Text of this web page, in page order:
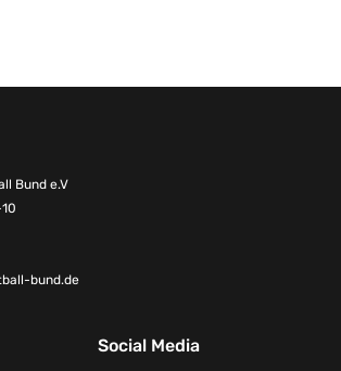
Bund e.V
bund.de
Social Media